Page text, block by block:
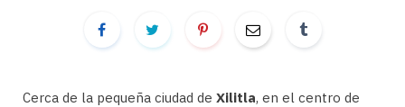
Cerca de la pequeña ciudad de Xilitla, en el centro de